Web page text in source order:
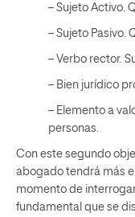
– Sujeto Activo.
– Sujeto Pasivo.
– Verbo rector.
– Bien jurídico
– Elemento a
personas.
Con este segundo
abogado tendrá más
momento de
fundamental que se